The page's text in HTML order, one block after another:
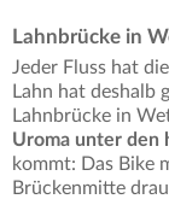
Lahnbrücke in
Jeder Fluss hat
Lahn hat deshalb
Lahnbrücke in
Uroma unter den
kommt: Das Bike
Brückenmitte